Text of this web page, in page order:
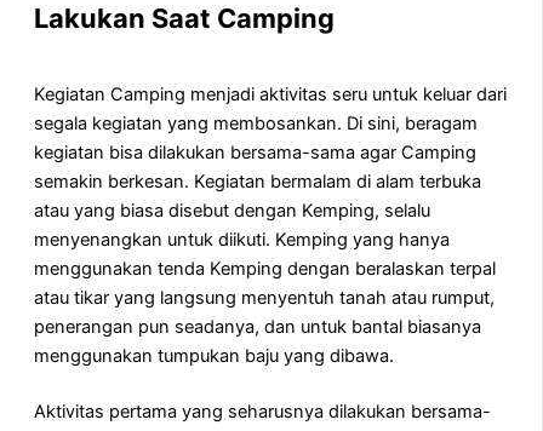
Lakukan Saat Camping
Kegiatan Camping menjadi aktivitas seru untuk keluar dari
segala kegiatan yang membosankan. Di sini, beragam
kegiatan bisa dilakukan bersama-sama agar Camping
semakin berkesan. Kegiatan bermalam di alam terbuka
atau yang biasa disebut dengan Kemping, selalu
menyenangkan untuk diikuti. Kemping yang hanya
menggunakan tenda Kemping dengan beralaskan terpal
atau tikar yang langsung menyentuh tanah atau rumput,
penerangan pun seadanya, dan untuk bantal biasanya
menggunakan tumpukan baju yang dibawa.
Aktivitas pertama yang seharusnya dilakukan bersama-